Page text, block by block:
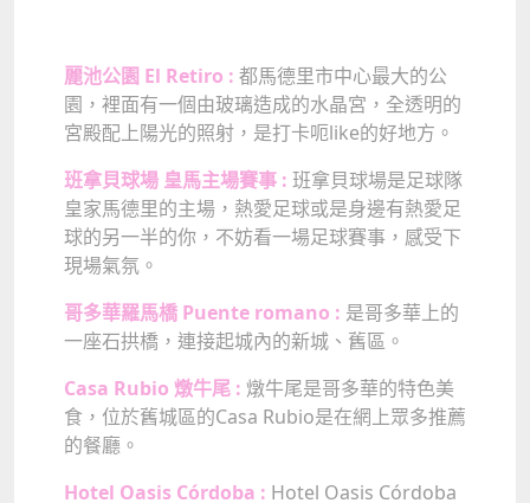
麗池公園 El Retiro : 都馬德里市中心最大的公
園，裡面有一個由玻璃造成的水晶宮，全透明的
宮殿配上陽光的照射，是打卡呃like的好地方。
班拿貝球場 皇馬主場賽事 : 班拿貝球場是足球隊
皇家馬德里的主場，熱愛足球或是身邊有熱愛足
球的另一半的你，不妨看一場足球賽事，感受下
現場氣氛。
哥多華羅馬橋 Puente romano : 是哥多華上的
一座石拱橋，連接起城內的新城、舊區。
Casa Rubio 燉牛尾 : 燉牛尾是哥多華的特色美
食，位於舊城區的Casa Rubio是在網上眾多推薦
的餐廳。
Hotel Oasis Córdoba : Hotel Oasis Córdoba